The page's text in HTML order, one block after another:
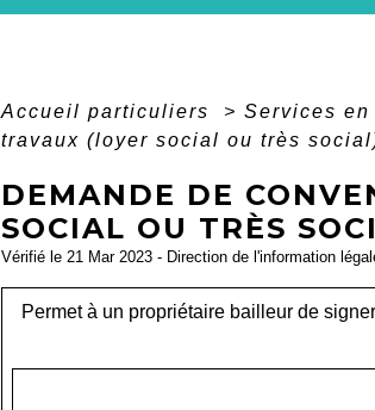
Accueil particuliers > Services
travaux (loyer social ou très
DEMANDE DE
SOCIAL OU TRÈS
Vérifié le 21 Mar 2023 - Direction de l'information
Permet à un propriétaire bailleur de